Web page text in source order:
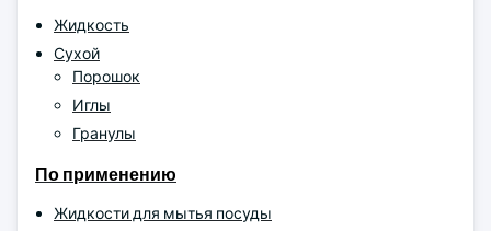
Жидкость
Сухой
Порошок
Иглы
Гранулы
По применению
Жидкости для мытья посуды